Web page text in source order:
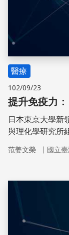
醫療
102/09/23
提升免疫力
日本東京大學新
與理化學研究所
及抗發炎功能。
范姜文榮 ｜ 國立